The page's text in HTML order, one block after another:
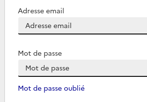
Adresse email
Mot de passe
Mot de passe oublié